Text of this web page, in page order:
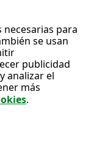
necesarias para
se usan
publicidad
analizar el
más
.